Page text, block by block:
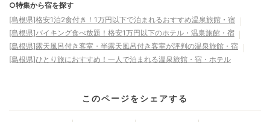
○特集から宿を探す
[島根県]格安1泊2食付き！1万円以下で泊まれるおすすめ温泉旅館・宿
[島根県]バイキング食べ放題！格安1万円以下のホテル・温泉旅館・宿
[島根県]露天風呂付き客室・半露天風呂付き客室が評判の温泉旅館・宿
[島根県]ひとり旅におすすめ！一人で泊まれる温泉旅館・宿・ホテル
このページをシェアする